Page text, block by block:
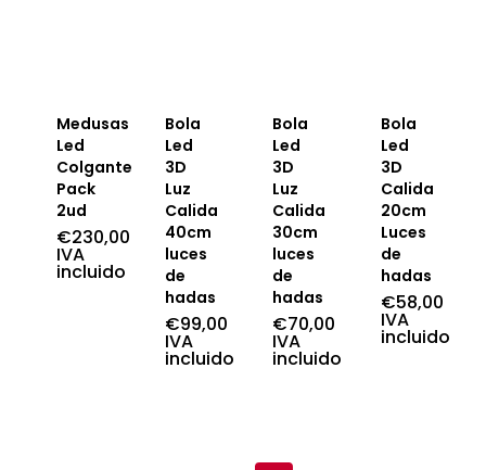
Medusas
Led
Colgantes
Pack
2ud
€230,00
IVA
incluido
Bola
Led
3D
Luz
Calida
40cm
luces
de
hadas
€99,00
IVA
incluido
Bola
Led
3D
Luz
Calida
30cm
luces
de
hadas
€70,00
IVA
incluido
Bola
Led
3D
Calida
20cm
Luces
de
hadas
€58,00
IVA
incluido